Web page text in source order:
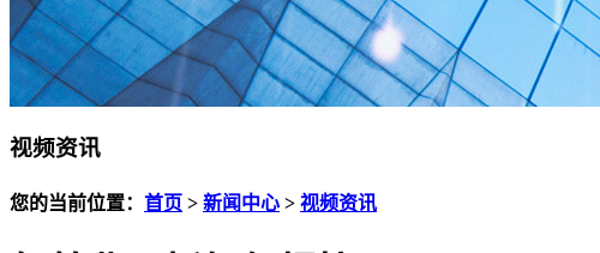
视频资讯
您的当前位置： 首页 > 新闻中心 > 视频资讯